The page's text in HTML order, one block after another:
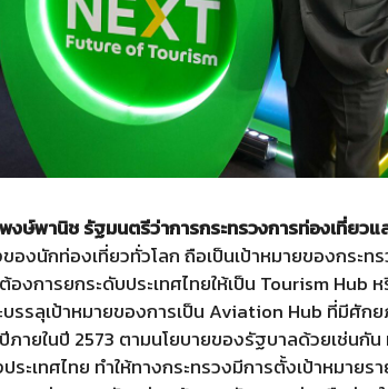
งษ์พานิช รัฐมนตรีว่าการกระทรวงการท่องเที่ยวแ
องนักท่องเที่ยวทั่วโลก ถือเป็นเป้าหมายของกระท
องการยกระดับประเทศไทยให้เป็น Tourism Hub
รรลุเป้าหมายของการเป็น Aviation Hub ที่มีศัก
ภายในปี 2573 ตามนโยบายของรัฐบาลด้วยเช่นกั
ระเทศไทย ทำให้ทางกระทรวงมีการตั้งเป้าหมาย